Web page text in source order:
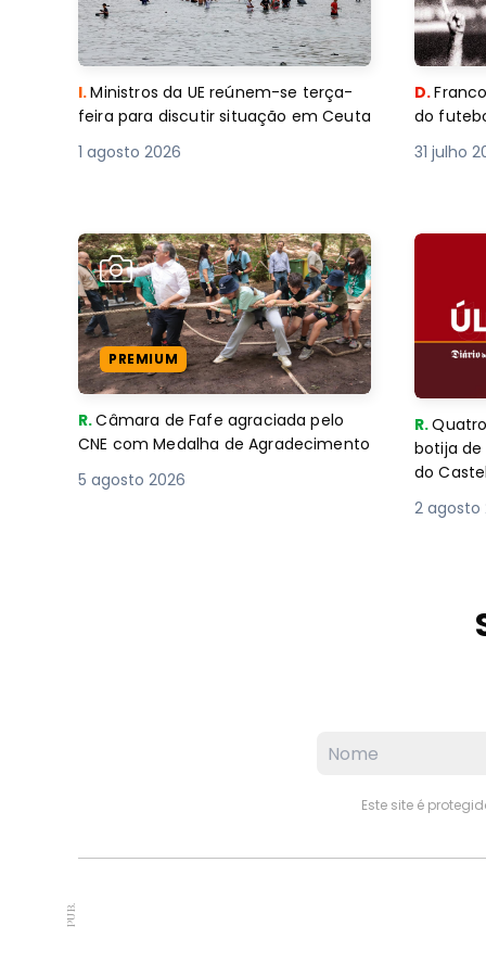
I.Ministros da UE reúnem-se terça-
feira para discutir situação em Ceuta
1 agosto 2026
D.
do
31 julho
PREMIUM
R.Câmara de Fafe agraciada pelo
CNE com Medalha de Agradecimento
5 agosto 2026
R.
botija
do
2 agosto
Este site é
PUB.